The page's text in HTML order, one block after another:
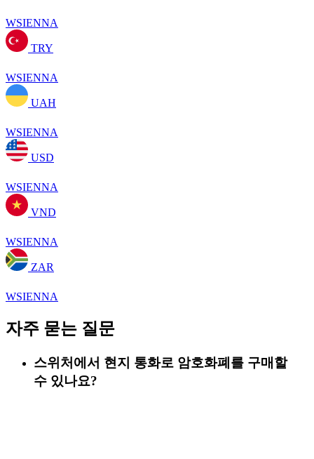
WSIENNA
TRY
WSIENNA
UAH
WSIENNA
USD
WSIENNA
VND
WSIENNA
ZAR
WSIENNA
자주 묻는 질문
스위처에서 현지 통화로 암호화폐를 구매할
수 있나요?